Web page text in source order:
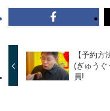
【予約
(ぎゅうぐ
員!